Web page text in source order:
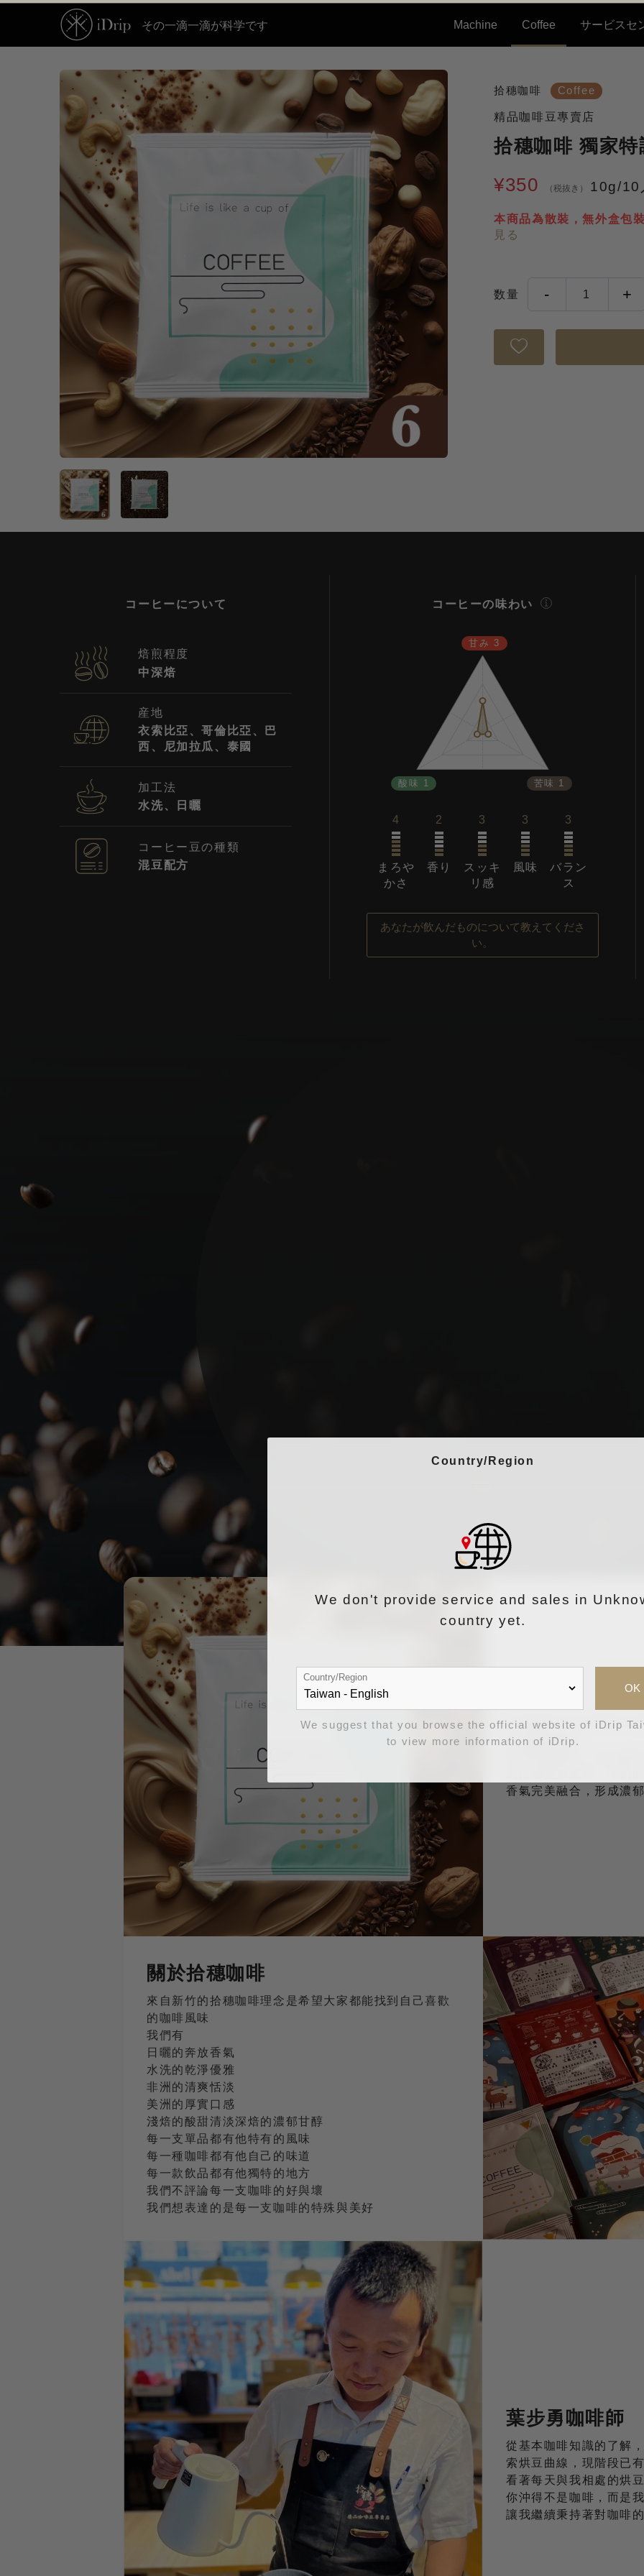
その一滴一滴が科学です Machine Coffee サービスセ
拾穗咖啡 Coffee
精品咖啡豆專賣店
拾穗咖啡 獨家
¥350
（税抜き） 10g/10
本商品為散裝，無外盒包
見る
数量 - 1 +
コーヒーについて
焙煎程度
中深焙
産地
衣索比亞、哥倫比亞、巴
西、尼加拉瓜、泰國
加工法
水洗、日曬
コーヒー豆の種類
混豆配方
コーヒーの味わい
甘み 3
苦味 1
酸味 1
4
まろや
かさ
2
香り
3
スッキ
リ感
3
風味
3
バラン
ス
あなたが飲んだものについて教えてくださ
い。
這款咖啡豆由五隻精心
富的風味層次。
香氣完美融合，形成濃
關於拾穗咖啡
來自新竹的拾穗咖啡理念是希望大家都能找到自己喜歡
的咖啡風味
我們有
日曬的奔放香氣
水洗的乾淨優雅
非洲的清爽恬淡
美洲的厚實口感
淺焙的酸甜清淡深焙的濃郁甘醇
每一支單品都有他特有的風味
每一種咖啡都有他自己的味道
每一款飲品都有他獨特的地方
我們不評論每一支咖啡的好與壞
我們想表達的是每一支咖啡的特殊與美好
葉步勇咖啡師
從基本咖啡知識的了解
索烘豆曲線，現階段已
看著每天與我相處的烘
你沖得不是咖啡，而是
讓我繼續秉持著對咖啡
Country/Region
We don't provide service and sales in
country yet.
Country/Region
OK
We suggest that you browse the official website of iDrip
to view more information of iDrip.